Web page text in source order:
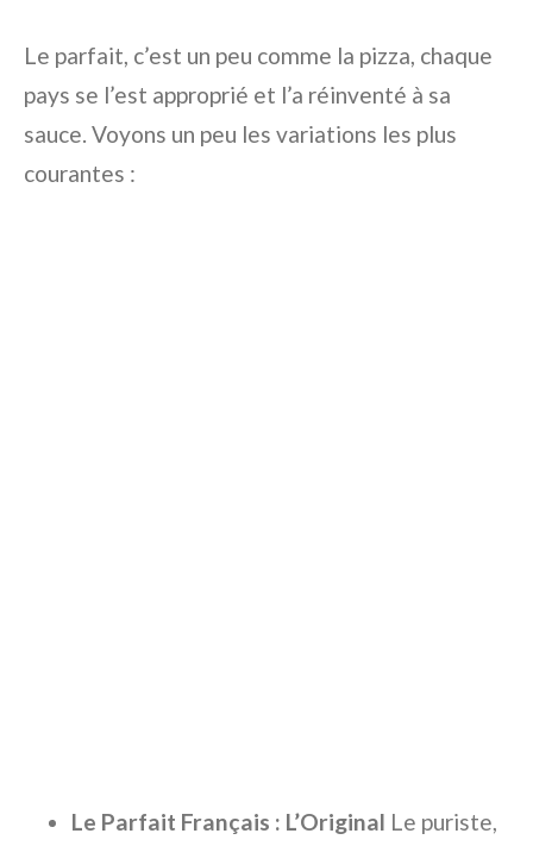
Le parfait, c’est un peu comme la pizza, chaque
pays se l’est approprié et l’a réinventé à sa
sauce. Voyons un peu les variations les plus
courantes :
Le Parfait Français : L’Original Le puriste,